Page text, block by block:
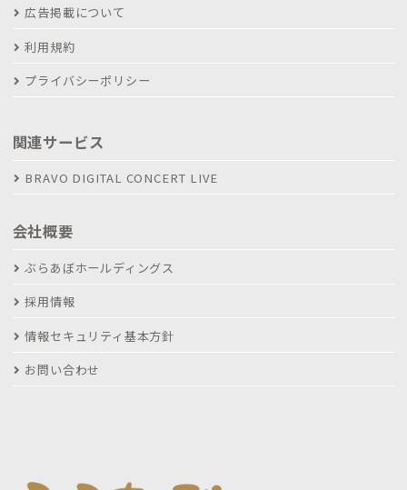
広告掲載について
利用規約
プライバシーポリシー
関連サービス
BRAVO DIGITAL CONCERT LIVE
会社概要
ぶらあぼホールディングス
採用情報
情報セキュリティ基本方針
お問い合わせ